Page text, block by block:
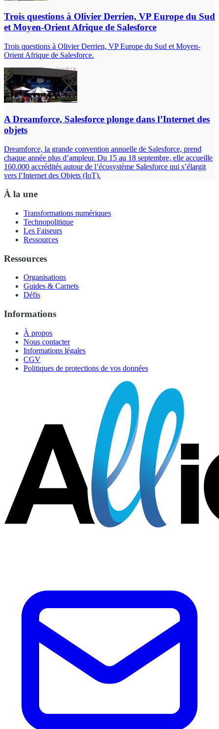
Trois questions à Olivier Derrien, VP Europe du Sud
et Moyen-Orient Afrique de Salesforce
Trois questions à Olivier Derrien, VP Europe du Sud et Moyen-
Orient Afrique de Salesforce.
A Dreamforce, Salesforce plonge dans l’Internet des
objets
Dreamforce, la grande convention annuelle de Salesforce, prend
chaque année plus d’ampleur. Du 15 au 18 septembre, elle accueille
160.000 accrédités autour de l’écosystème Salesforce qui s’élargit
vers l’Internet des Objets (IoT).
À la une
Transformations numériques
Technopolitique
Les Faiseurs
Ressources
Ressources
Organisations
Guides & Carnets
Défis
Informations
À propos
Nous contacter
Informations légales
CGV
Politiques de protections de vos données